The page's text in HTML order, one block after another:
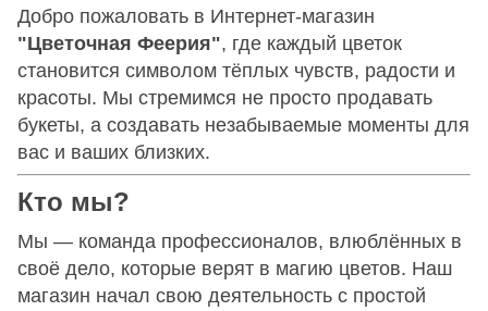
Добро пожаловать в Интернет-магазин
"Цветочная Феерия", где каждый цветок
становится символом тёплых чувств, радости и
красоты. Мы стремимся не просто продавать
букеты, а создавать незабываемые моменты для
вас и ваших близких.
Кто мы?
Мы — команда профессионалов, влюблённых в
своё дело, которые верят в магию цветов. Наш
магазин начал свою деятельность с простой